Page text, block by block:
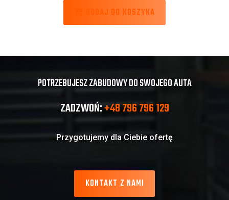
DODAJ DO KOSZYKA
POTRZEBUJESZ ZABUDOWY DO SWOJEGO AUTA
ZADZWOŃ:+48 796 796 129
Przygotujemy dla Ciebie ofertę
KONTAKT Z NAMI